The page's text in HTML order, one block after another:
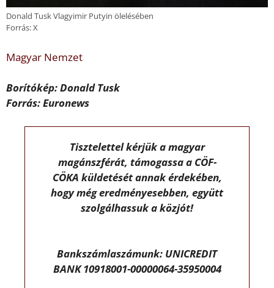
Donald Tusk Vlagyimir Putyin ölelésében
Forrás: X
Magyar Nemzet
Borítókép: Donald Tusk
Forrás: Euronews
Tisztelettel kérjük a magyar
magánszférát, támogassa a CÖF-
CÖKA küldetését annak érdekében,
hogy még eredményesebben, együtt
szolgálhassuk a közjót!
Bankszámlaszámunk: UNICREDIT
BANK 10918001-00000064-35950004